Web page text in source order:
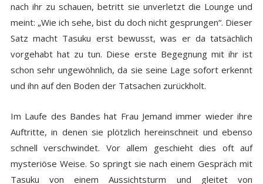
nach ihr zu schauen, betritt sie unverletzt die Lounge und
meint: „Wie ich sehe, bist du doch nicht gesprungen“. Dieser
Satz macht Tasuku erst bewusst, was er da tatsächlich
vorgehabt hat zu tun. Diese erste Begegnung mit ihr ist
schon sehr ungewöhnlich, da sie seine Lage sofort erkennt
und ihn auf den Boden der Tatsachen zurückholt.
Im Laufe des Bandes hat Frau Jemand immer wieder ihre
Auftritte, in denen sie plötzlich hereinschneit und ebenso
schnell verschwindet. Vor allem geschieht dies oft auf
mysteriöse Weise. So springt sie nach einem Gespräch mit
Tasuku von einem Aussichtsturm und gleitet von